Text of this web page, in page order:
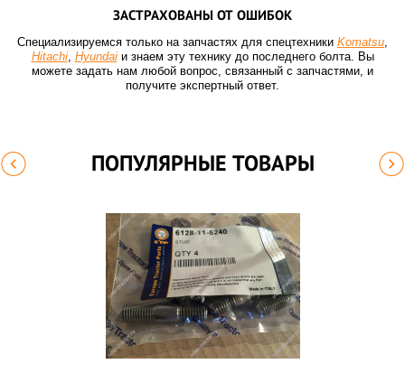
ЗАСТРАХОВАНЫ ОТ ОШИБОК
Специализируемся только на запчастях для спецтехники Komatsu,
Hitachi, Hyundaiи знаем эту технику до последнего болта. Вы
можете задать нам любой вопрос, связанный с запчастями, и
получите экспертный ответ.
ПОПУЛЯРНЫЕ ТОВАРЫ